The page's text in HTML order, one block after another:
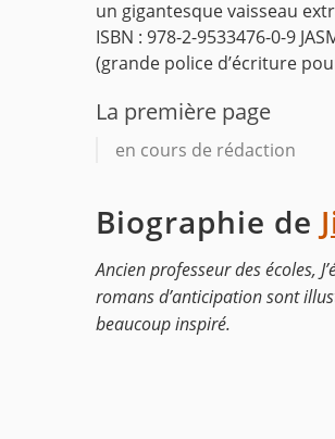
un gigantesque vaisseau
ISBN : 978-2-9533476-0-9
(grande police d’écriture
La première page
en cours de rédaction
Biographie de
Ancien professeur des écoles,
romans d’anticipation sont
beaucoup inspiré.